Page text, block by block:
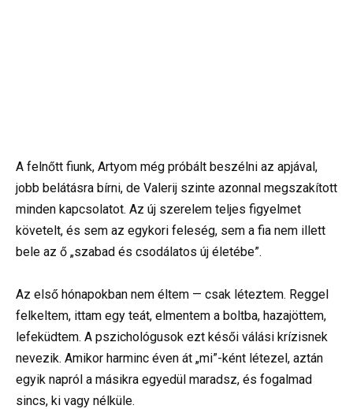
A felnőtt fiunk, Artyom még próbált beszélni az apjával,
jobb belátásra bírni, de Valerij szinte azonnal megszakított
minden kapcsolatot. Az új szerelem teljes figyelmet
követelt, és sem az egykori feleség, sem a fia nem illett
bele az ő „szabad és csodálatos új életébe”.
Az első hónapokban nem éltem — csak léteztem. Reggel
felkeltem, ittam egy teát, elmentem a boltba, hazajöttem,
lefeküdtem. A pszichológusok ezt késői válási krízisnek
nevezik. Amikor harminc éven át „mi”-ként létezel, aztán
egyik napról a másikra egyedül maradsz, és fogalmad
sincs, ki vagy nélküle.